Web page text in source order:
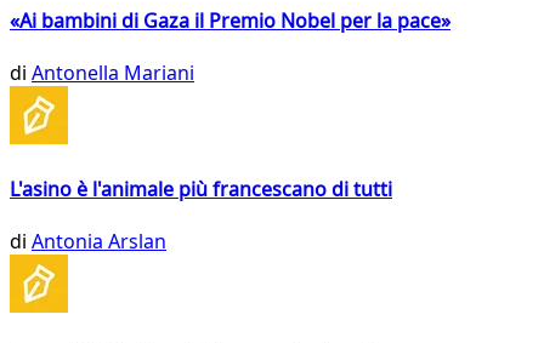
«Ai bambini di Gaza il Premio Nobel per la pace»
di Antonella Mariani
L'asino è l'animale più francescano di tutti
di Antonia Arslan